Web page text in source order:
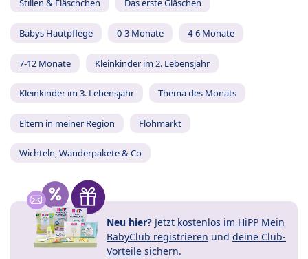
Stillen & Fläschchen Das erste Gläschen
Babys Hautpflege 0-3 Monate 4-6 Monate
7-12 Monate Kleinkinder im 2. Lebensjahr
Kleinkinder im 3. Lebensjahr Thema des Monats
Eltern in meiner Region Flohmarkt
Wichteln, Wanderpakete & Co
Neu hier? Jetzt kostenlos im HiPP Mein
BabyClub registrieren und deine Club-
Vorteile sichern.